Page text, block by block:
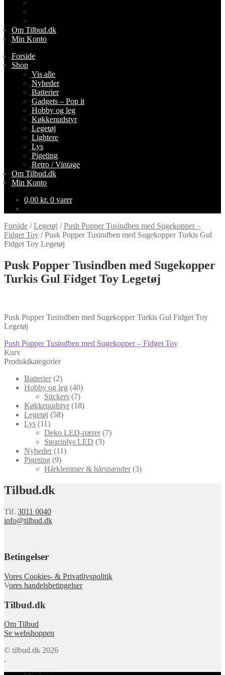
Om Tilbud.dk
Min Konto
Forside
Shop
Vis alle
Nyheder
Batterier
Gadgets – Pop it
Hobby og leg
Køkkenudstyr
Legetøj
Lightere
Lys
Pigeting
Retro / Vintage
Om Tilbud.dk
Min Konto
0,00 kr. 0 varer
Forside /Legetøj /Push Popper Tusindben med Sugekopper –
Fidget Toy /Pusk Popper Tusindben med Sugekopper Turkis Gul
Fidget Toy Legetøj
Pusk Popper Tusindben med Sugekopper
Turkis Gul Fidget Toy Legetøj
Pusk Popper Tusindben med Sugekopper Turkis Gul Fidget Toy
Legetøj
Indlægsnavigation
Forrige
indlæg:
Push Popper Tusindben med Sugekopper – Fidget Toy
Kurv
Produktkategorier
Batterier (2)
Hobby og leg (40)
Stickers (7)
Køkkenudstyr (18)
Legetøj (58)
Lys (11)
Deko LED-pærer (7)
Stearinlys LED (3)
Nyheder (11)
Pigeting (9)
Hårklemmer & hårspænder (3)
Tilbud.dk
Tlf. 3011 0040
info@tilbud.dk
Betingelser
Vores Cookies- & Privatlivspolitik
Vores handelsbetingelser
Tilbud.dk
Om Tilbud
Se webshoppen
© tilbud.dk 2026
.